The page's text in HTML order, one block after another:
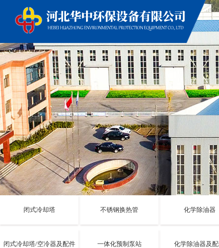
闭式冷却塔 不锈钢换热管 化学除油器
闭式冷却塔/空冷器及配件 一体化预制泵站 化学除油器及